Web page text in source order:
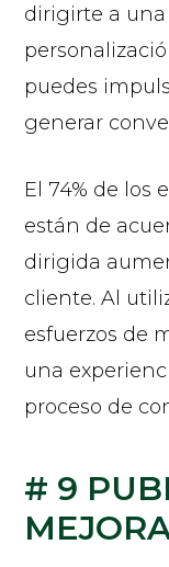
dirigirte a
puedes
generar
El 74% de los
están de
dirigida
cliente. Al
esfuerzos de
una
proceso de
# 9